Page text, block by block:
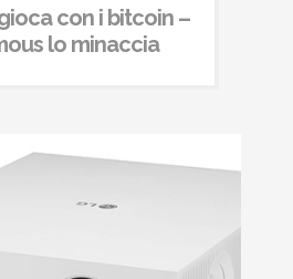
con i bitcoin –
lo minaccia